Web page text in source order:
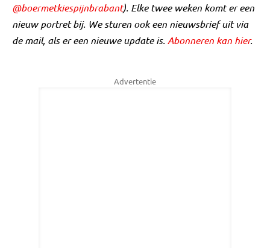
@boermetkiespijnbrabant). Elke twee weken komt er een
nieuw portret bij. We sturen ook een nieuwsbrief uit via
de mail, als er een nieuwe update is. Abonneren kan hier.
Advertentie